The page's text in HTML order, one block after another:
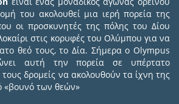
του ακολουθεί μια ιερή πορεία της
οι προσκυνητές της πόλης του Δίου
στις κορυφές του Ολύμπου για να
θεό τους, το Δία. Σήμερα ο Olympus
αυτή την πορεία σε υπέρτατο
τους δρομείς να ακολουθούν τα ίχνη της
«βουνό των θεών»